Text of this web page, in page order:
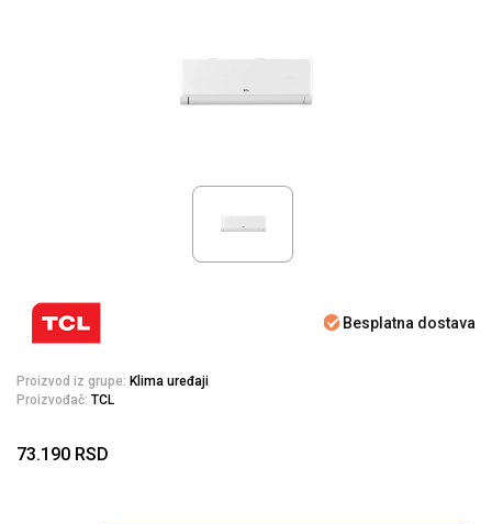
Besplatna dostava
Proizvod iz grupe: Klima uređaji
Proizvođač: TCL
73.190 RSD